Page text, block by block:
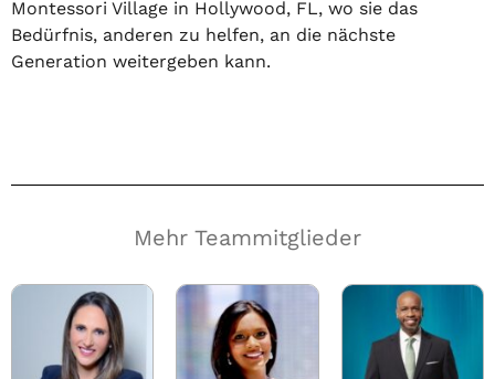
Montessori Village in Hollywood, FL, wo sie das
Bedürfnis, anderen zu helfen, an die nächste
Generation weitergeben kann.
Mehr Teammitglieder